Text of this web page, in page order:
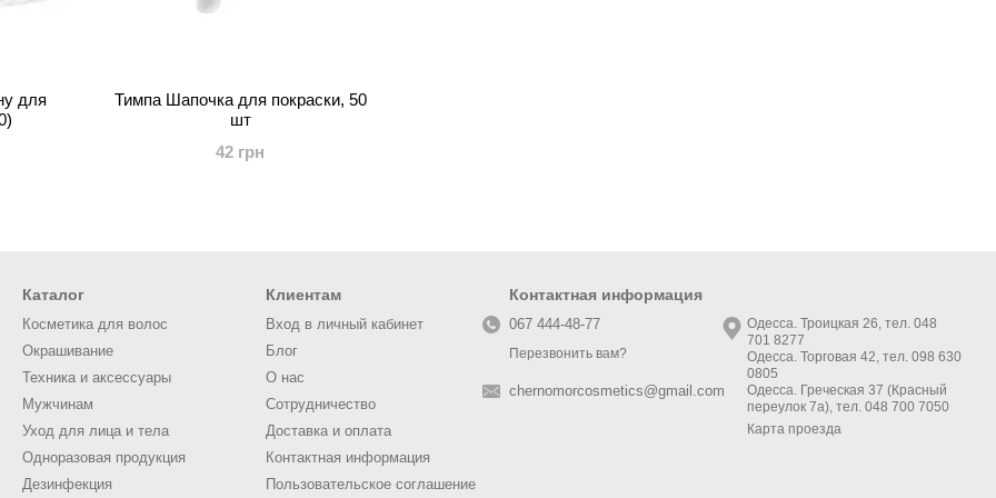
для
Тимпа Шапочка для покраски, 50
шт
42 грн
Каталог
Косметика для волос
Окрашивание
Техника и аксессуары
Мужчинам
Уход для лица и тела
Одноразовая продукция
Дезинфекция
Клиентам
Вход в личный кабинет
Блог
О нас
Сотрудничество
Доставка и оплата
Контактная информация
Пользовательское соглашение
Контактная информация
067 444-48-77
Перезвонить вам?
chernomorcosmetics@gmail.com
Одесса. Троицкая 26, тел. 048
701 8277
Одесса. Торговая 42, тел. 098 630
0805
Одесса. Греческая 37 (Красный
переулок 7а), тел. 048 700 7050
Карта проезда